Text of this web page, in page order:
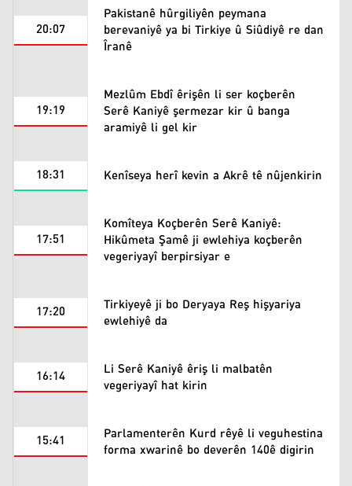
20:07
Pakistanê hûrgiliyên peymana
berevaniyê ya bi Tirkiye û Siûdiyê re dan
Îranê
19:19
Mezlûm Ebdî êrişên li ser koçberên
Serê Kaniyê şermezar kir û banga
aramiyê li gel kir
18:31 Kenîseya herî kevin a Akrê tê nûjenkirin
17:51
Komîteya Koçberên Serê Kaniyê:
Hikûmeta Şamê ji ewlehiya koçberên
vegeriyayî berpirsiyar e
17:20 Tirkiyeyê ji bo Deryaya Reş hişyariya
ewlehiyê da
16:14 Li Serê Kaniyê êriş li malbatên
vegeriyayî hat kirin
15:41 Parlamenterên Kurd rêyê li veguhestina
forma xwarinê bo deverên 140ê digirin